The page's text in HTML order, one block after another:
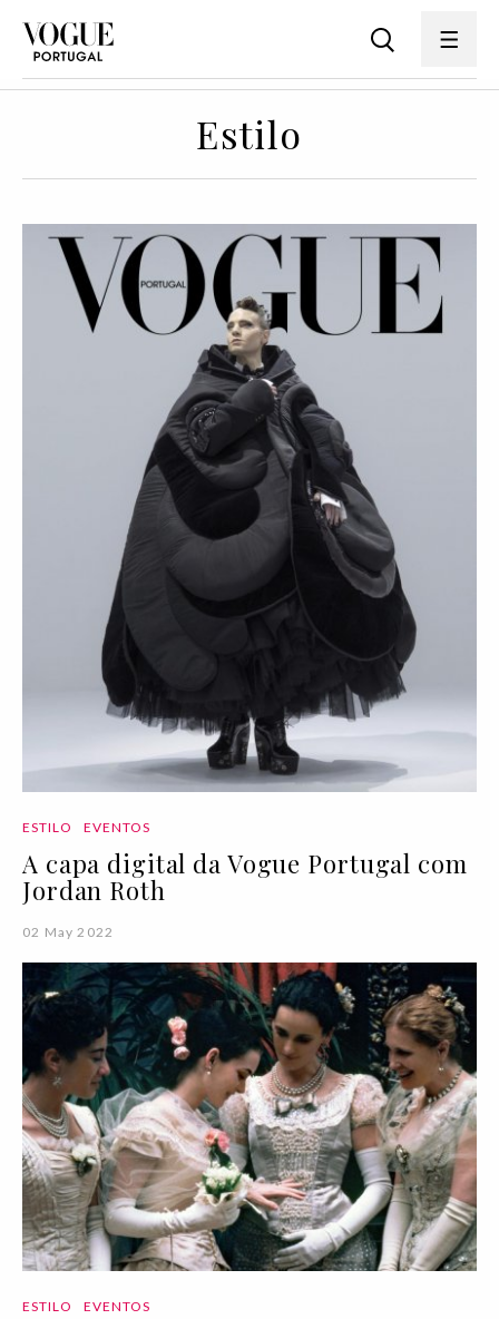
Estilo
ESTILO EVENTOS
A capa digital da Vogue Portugal com
Jordan Roth
02 May 2022
ESTILO EVENTOS